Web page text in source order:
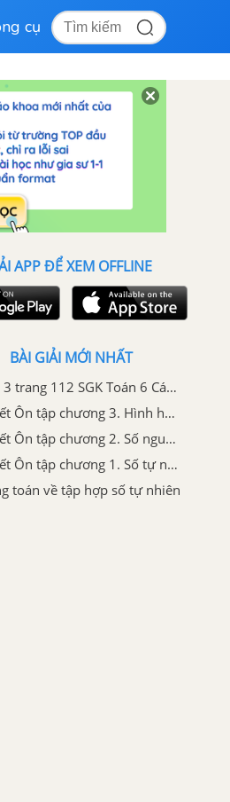
cụ
APP ĐỂ XEM OFFLINE
BÀI GIẢI MỚI NHẤT
Giải bài 3 trang 112 SGK Toán 6 Cánh diều
Lý thuyết Ôn tập chương 3. Hình học trực quan
Lý thuyết Ôn tập chương 2. Số nguyên
Lý thuyết Ôn tập chương 1. Số tự nhiên
toán về tập hợp số tự nhiên